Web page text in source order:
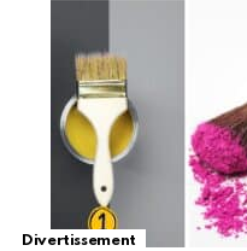
Divertissement